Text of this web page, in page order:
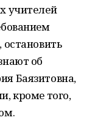
учителей
об
Баязитовна,
кроме того,